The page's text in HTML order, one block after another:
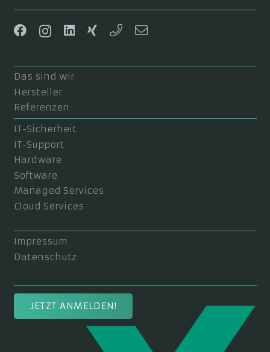
Das sind wir
Hersteller
Referenzen
IT-Sicherheit
IT-Support
Hardware
Software
Managed Services
Cloud Services
Impressum
Datenschutz
JETZT ANMELDEN!